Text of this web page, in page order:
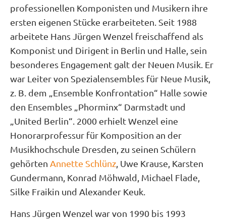
professionellen Komponisten und Musikern ihre
ersten eigenen Stücke erarbeiteten. Seit 1988
arbeitete Hans Jürgen Wenzel freischaffend als
Komponist und Dirigent in Berlin und Halle, sein
besonderes Engagement galt der Neuen Musik. Er
war Leiter von Spezialensembles für Neue Musik,
z. B. dem „Ensemble Konfrontation“ Halle sowie
den Ensembles „Phorminx“ Darmstadt und
„United Berlin“. 2000 erhielt Wenzel eine
Honorarprofessur für Komposition an der
Musikhochschule Dresden, zu seinen Schülern
gehörten Annette Schlünz, Uwe Krause, Karsten
Gundermann, Konrad Möhwald, Michael Flade,
Silke Fraikin und Alexander Keuk.
Hans Jürgen Wenzel war von 1990 bis 1993